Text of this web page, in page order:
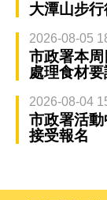
大潭山步
2026-08-05
市政署本
處理食材要
2026-08-04
市政署活
接受報名